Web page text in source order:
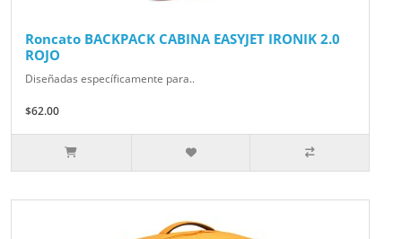
Roncato BACKPACK CABINA EASYJET IRONIK 2.0
ROJO
Diseñadas específicamente para..
$62.00